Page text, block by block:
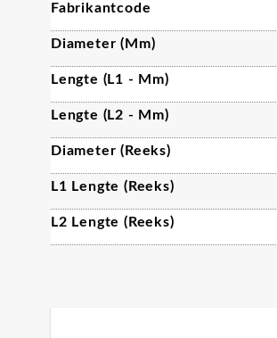
Fabrikantcode
Diameter (mm)
Lengte (L1 - Mm)
Lengte (L2 - Mm)
Diameter (reeks)
L1 Lengte (reeks)
L2 Lengte (reeks)